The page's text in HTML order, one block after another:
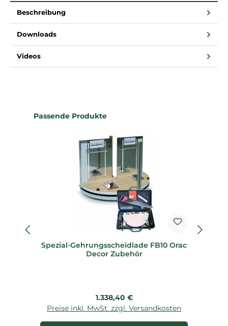
Beschreibung
Downloads
Videos
Produktgalerie überspringen
Passende Produkte
Spezial-Gehrungsscheidlade FB10 Orac
Decor Zubehör
Regulärer Preis:
1.338,40 €
Preise inkl. MwSt. zzgl. Versandkosten